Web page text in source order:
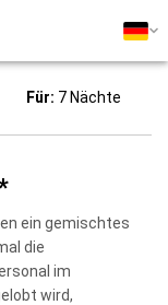
Für: 7 Nächte
ein gemischtes
die
im
wird,